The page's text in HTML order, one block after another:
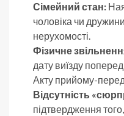
Сімейний стан:
чоловіка чи
нерухомості.
Фізичне
дату виїзду
Акту прийому-
Відсутність
підтвердження